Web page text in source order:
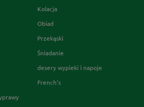
Kolacja
Obiad
Przekąski
Śniadanie
desery wypieki i napoje
French's